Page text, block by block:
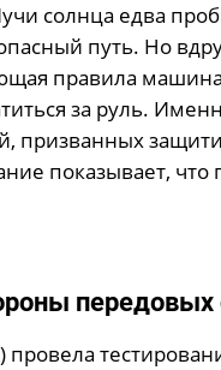
солнца едва
путь. Но
правила
за руль.
призванных
показывает,
передовых